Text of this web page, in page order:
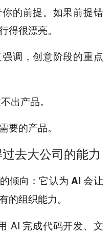
的前提。如果前提错
得很漂亮。
调，创意阶段的重点
出产品。
要的产品。
去大公司的能力
倾向：它认为 AI 会让
的组织能力。
AI 完成代码开发、文